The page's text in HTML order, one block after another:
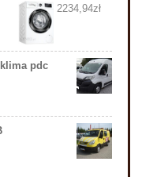
2234,94zł
klima pdc